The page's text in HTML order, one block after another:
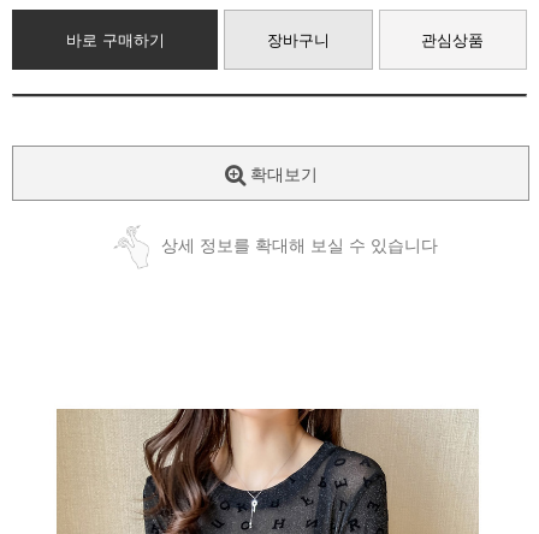
바로 구매하기 장바구니 관심상품
확대보기
상세 정보를 확대해 보실 수 있습니다